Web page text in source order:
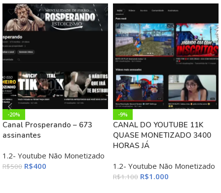
-20%
Canal Prosperando – 673
assinantes
1.2- Youtube Não Monetizado
R$500 R$400
-9%
CANAL DO YOUTUBE 11K
QUASE MONETIZADO 3400
HORAS JÁ
1.2- Youtube Não Monetizado
R$1.100 R$1.000